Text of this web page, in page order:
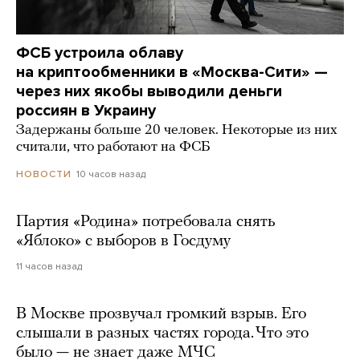
ФСБ устроила облаву
на криптообменники в «Москва-Сити» —
через них якобы выводили деньги
россиян в Украину
Задержаны больше 20 человек. Некоторые из них
считали, что работают на ФСБ
НОВОСТИ 10 часов назад
Партия «Родина» потребовала снять
«Яблоко» с выборов в Госдуму
11 часов назад
В Москве прозвучал громкий взрыв. Его
слышали в разных частях города. Что это
было — не знает даже МЧС